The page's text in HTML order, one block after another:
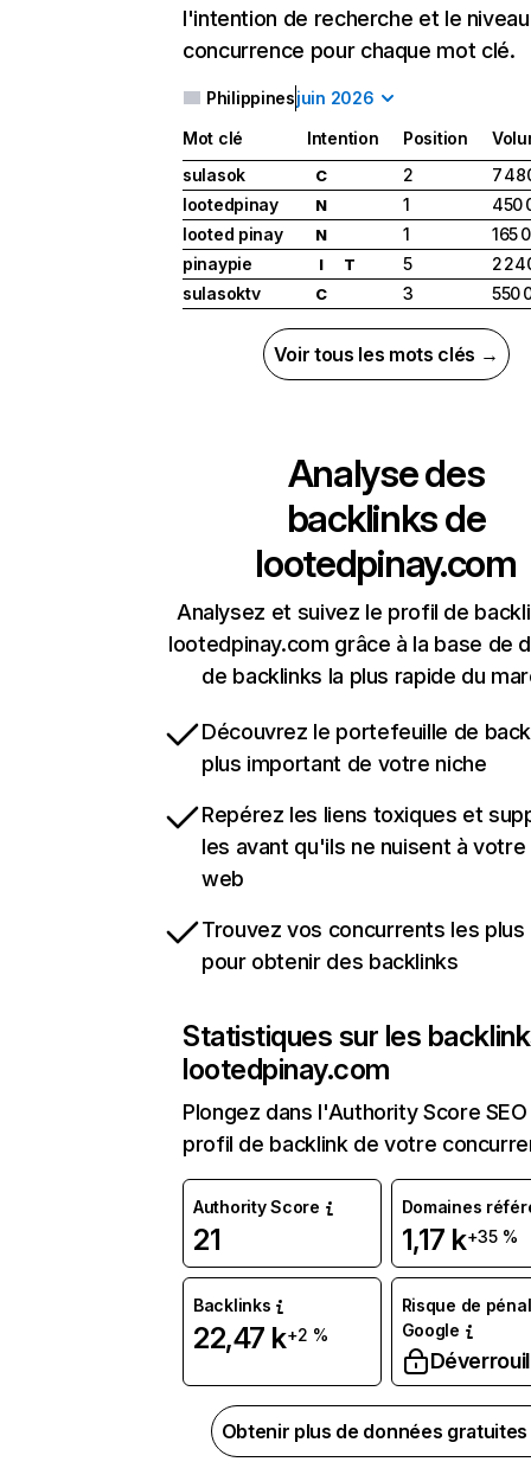
l'intention de recherche et le
concurrence pour chaque mot clé.
Philippinesjuin 2026
Mot clé Intention Position
sulasok
C 2
7
lootedpinay
N 1
450
looted pinay
N 1
165
pinaypie
I T 5
2
sulasoktv
C 3 550
Voir tous les mots clés →
Analyse des
backlinks de
lootedpinay.com
Analysez et suivez le profil de
lootedpinay.com grâce à la base de
de backlinks la plus rapide du
Découvrez le portefeuille de
plus important de votre niche
Repérez les liens toxiques et
les avant qu'ils ne nuisent à
web
Trouvez vos concurrents les
pour obtenir des backlinks
Statistiques sur les
lootedpinay.com
Plongez dans l'Authority Score
profil de backlink de votre
Authority Score
21
Domaines
1,17 k+35 %
Backlinks
22,47 k+2 %
Risque de
Google
Obtenir plus de données